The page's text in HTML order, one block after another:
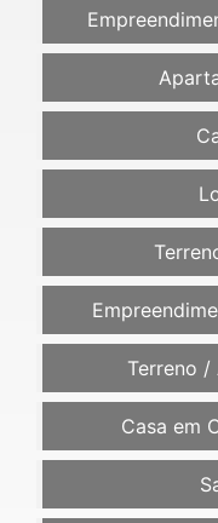
Terreno /
Casa em